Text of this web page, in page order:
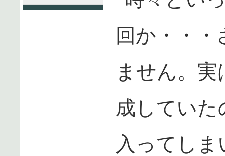
回か・・
ません。
成してい
入ってし